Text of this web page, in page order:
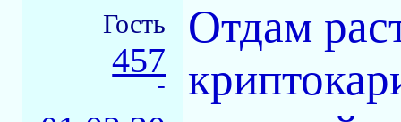
Гость
457
-
Отдам